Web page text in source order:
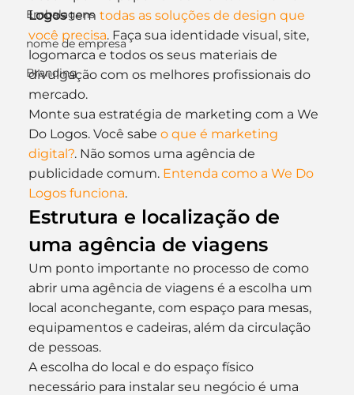
Embalagens
nome de empresa
Branding
Logos tem todas as soluções de design que
você precisa. Faça sua identidade visual, site,
logomarca e todos os seus materiais de
divulgação com os melhores profissionais do
mercado.
Monte sua estratégia de marketing com a We
Do Logos. Você sabe o que é marketing
digital?. Não somos uma agência de
publicidade comum. Entenda como a We Do
Logos funciona.
Estrutura e localização de
uma agência de viagens
Um ponto importante no processo de como
abrir uma agência de viagens é a escolha um
local aconchegante, com espaço para mesas,
equipamentos e cadeiras, além da circulação
de pessoas.
A escolha do local e do espaço físico
necessário para instalar seu negócio é uma